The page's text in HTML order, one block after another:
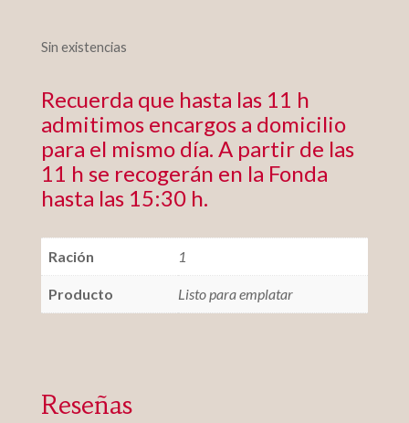
Sin existencias
Recuerda que hasta las 11 h
admitimos encargos a domicilio
para el mismo día. A partir de las
11 h se recogerán en la Fonda
hasta las 15:30 h.
Ración 1
Producto Listo para emplatar
Reseñas